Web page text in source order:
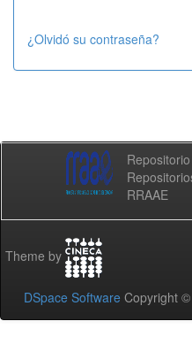
¿Olvidó su contraseña?
RRAAE
Theme by
DSpace Software Copyright